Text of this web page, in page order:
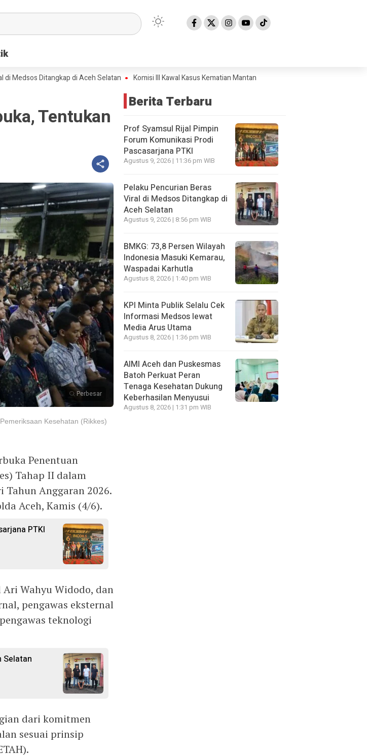
Ditangkap di Aceh Selatan Komisi III Kawal Kasus Kematian Mantan Istri Anggota Polri
Tentukan
Perbesar
Kesehatan (Rikkes)
Penentuan
Tahap II dalam
Tahun Anggaran 2026.
Aceh, Kamis (4/6).
PTKI
Ari Wahyu Widodo, dan
pengawas eksternal
teknologi
Selatan
dari komitmen
sesuai prinsip
Berita Terbaru
Prof Syamsul Rijal Pimpin
Forum Komunikasi Prodi
Pascasarjana PTKI
Agustus 9, 2026 | 11:36 pm WIB
Pelaku Pencurian Beras
Viral di Medsos Ditangkap di
Aceh Selatan
Agustus 9, 2026 | 8:56 pm WIB
BMKG: 73,8 Persen Wilayah
Indonesia Masuki Kemarau,
Waspadai Karhutla
Agustus 8, 2026 | 1:40 pm WIB
KPI Minta Publik Selalu Cek
Informasi Medsos lewat
Media Arus Utama
Agustus 8, 2026 | 1:36 pm WIB
AIMI Aceh dan Puskesmas
Batoh Perkuat Peran
Tenaga Kesehatan Dukung
Keberhasilan Menyusui
Agustus 8, 2026 | 1:31 pm WIB